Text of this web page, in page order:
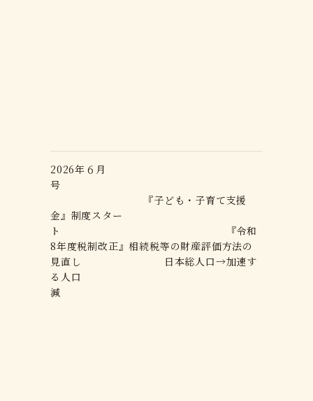
2026年６月
号
『子ども・子育て支援
金』制度スター
ト 『令和
8年度税制改正』相続税等の財産評価方法の
見直し 日本総人口→加速す
る人口
減